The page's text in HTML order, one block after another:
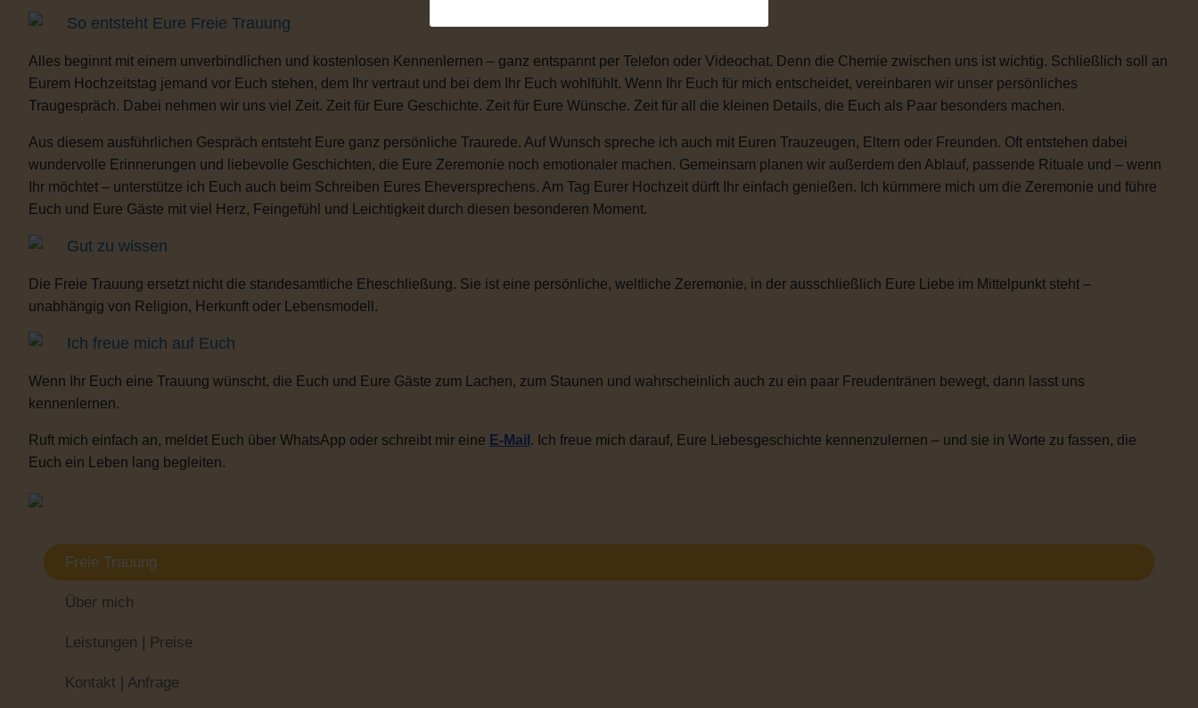
Freie Trauung
Über mich
Leistungen | Preise
Kontakt | Anfrage
So entsteht Eure Freie Trauung
Alles beginnt mit einem unverbindlichen und kostenlosen Kennenlernen – ganz entspannt per Telefon oder Videochat. Denn die Chemie zwischen uns ist wichtig. Schließlich soll an
Eurem Hochzeitstag jemand vor Euch stehen, dem Ihr vertraut und bei dem Ihr Euch wohlfühlt. Wenn Ihr Euch für mich entscheidet, vereinbaren wir unser persönliches
Traugespräch. Dabei nehmen wir uns viel Zeit. Zeit für Eure Geschichte. Zeit für Eure Wünsche. Zeit für all die kleinen Details, die Euch als Paar besonders machen.
Aus diesem ausführlichen Gespräch entsteht Eure ganz persönliche Traurede. Auf Wunsch spreche ich auch mit Euren Trauzeugen, Eltern oder Freunden. Oft entstehen dabei
wundervolle Erinnerungen und liebevolle Geschichten, die Eure Zeremonie noch emotionaler machen. Gemeinsam planen wir außerdem den Ablauf, passende Rituale und – wenn
Ihr möchtet – unterstütze ich Euch auch beim Schreiben Eures Eheversprechens. Am Tag Eurer Hochzeit dürft Ihr einfach genießen. Ich kümmere mich um die Zeremonie und führe
Euch und Eure Gäste mit viel Herz, Feingefühl und Leichtigkeit durch diesen besonderen Moment.
Gut zu wissen
Die Freie Trauung ersetzt nicht die standesamtliche Eheschließung. Sie ist eine persönliche, weltliche Zeremonie, in der ausschließlich Eure Liebe im Mittelpunkt steht –
unabhängig von Religion, Herkunft oder Lebensmodell.
Ich freue mich auf Euch
Wenn Ihr Euch eine Trauung wünscht, die Euch und Eure Gäste zum Lachen, zum Staunen und wahrscheinlich auch zu ein paar Freudentränen bewegt, dann lasst uns
kennenlernen.
Ruft mich einfach an, meldet Euch über WhatsApp oder schreibt mir eine E-Mail . Ich freue mich darauf, Eure Liebesgeschichte kennenzulernen – und sie in Worte zu fassen, die
Euch ein Leben lang begleiten.